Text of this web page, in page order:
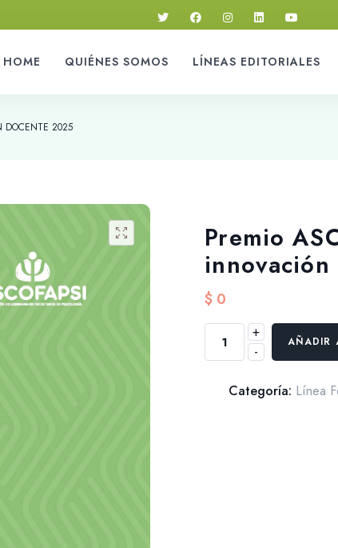
HOME QUIÉNES SOMOS LÍNEAS EDITORIALES
DOCENTE 2025
Premio
$ 0
-
ASCOFAPSI
+
AÑADIR
Categoría: Línea